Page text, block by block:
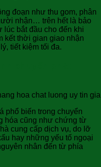
đoạn như thu gom, phân
nhận… trên hết là bảo
bắt đầu cho đến khi
kết thời gian giao nhận
tiết kiệm tối đa.
hoa chat luong uy tin
phổ biến trong chuyển
hóa cũng như chứng từ
cung cấp dịch vụ, do lỡ
hay những yếu tố ngoại
nhân đến từ phía